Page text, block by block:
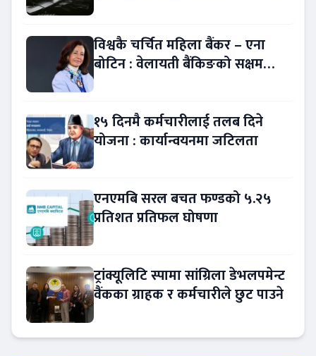
विश्वकै चर्चित महिला बैंकर – एना
बोटिन : वेलायती बैंकिङको सक्षम
१५ दिनमै कर्मचारीलाई तलब दिने
योजना : कार्यान्वयनमा जटिलता
एनएमबि सरल बचत फण्डको ५.२५
प्रतिशत प्रतिफल घोषणा
ट्रांक्यूलिटि स्पामा सांग्रिला डेभलपमेन्ट
वैंकका ग्राहक र कर्मचारीले छुट पाउने